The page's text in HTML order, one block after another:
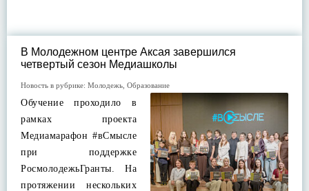
В Молодежном центре Аксая завершился
четвертый сезон Медиашколы
Новость в рубрике: Молодежь Образование
Обучение проходило в
рамках проекта
Медиамарафон #вСмысле
при поддержке
РосмолодежьГранты. На
протяжении нескольких